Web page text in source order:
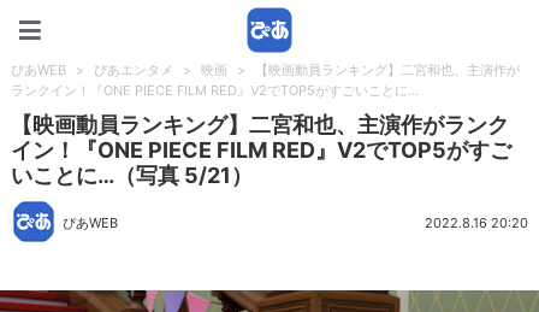
ぴあWEB > ぴあエンタメ > 映画 >
【映画動員ランキング】二宮和也、主演作が
ランクイン！『ONE PIECE FILM RED』V2でTOP5がすごいことに…
【映画動員ランキング】二宮和也、主演作がランク
イン！『ONE PIECE FILM RED』V2でTOP5がすご
いことに…（写真 5/21）
ぴあWEB 2022.8.16 20:20